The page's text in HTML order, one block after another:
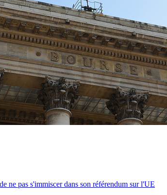
ne pas s'immiscer dans son référendum sur l'UE